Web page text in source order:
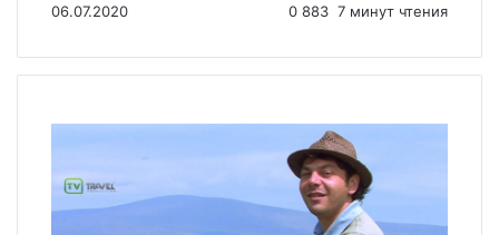
06.07.2020 0 883 7 минут чтения